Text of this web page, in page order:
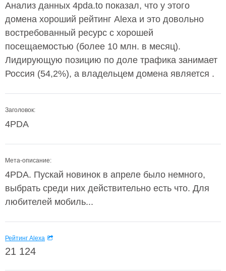
Анализ данных 4pda.to показал, что у этого
домена хороший рейтинг Alexa и это довольно
востребованный ресурс с хорошей
посещаемостью (более 10 млн. в месяц).
Лидирующую позицию по доле трафика занимает
Россия (54,2%), а владельцем домена является .
Заголовок:
4PDA
Мета-описание:
4PDA. Пускай новинок в апреле было немного,
выбрать среди них действительно есть что. Для
любителей мобиль...
Рейтинг Alexa
21 124